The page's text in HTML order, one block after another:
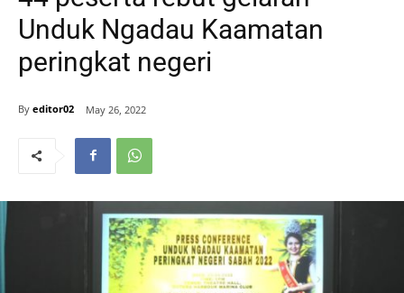
Unduk Ngadau Kaamatan
peringkat negeri
By editor02 May 26, 2022